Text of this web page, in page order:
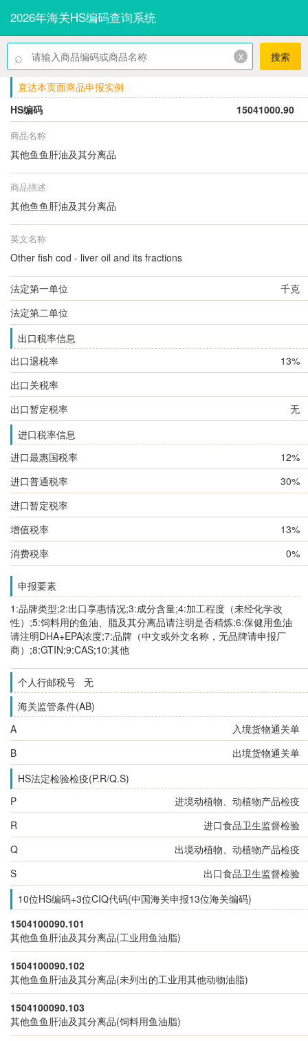
2026年海关HS编码查询系统
⌕ x 搜索
直达本页面商品申报实例
HS编码
15041000.90
商品名称
其他鱼鱼肝油及其分离品
商品描述
其他鱼鱼肝油及其分离品
英文名称
Other fish cod - liver oil and its fractions
法定第一单位
千克
法定第二单位
出口税率信息
出口退税率
13%
出口关税率
出口暂定税率
无
进口税率信息
进口最惠国税率
12%
进口普通税率
30%
进口暂定税率
增值税率
13%
消费税率
0%
申报要素
1:品牌类型;2:出口享惠情况;3:成分含量;4:加工程度（未经化学改
性）;5:饲料用的鱼油、脂及其分离品请注明是否精炼;6:保健用鱼油
请注明DHA+EPA浓度;7:品牌（中文或外文名称，无品牌请申报厂
商）;8:GTIN;9:CAS;10:其他
个人行邮税号 无
海关监管条件(AB)
A
入境货物通关单
B
出境货物通关单
HS法定检验检疫(P.R/Q.S)
P
进境动植物、动植物产品检疫
R
进口食品卫生监督检验
Q
出境动植物、动植物产品检疫
S
出口食品卫生监督检验
10位HS编码+3位CIQ代码(中国海关申报13位海关编码)
1504100090.101
其他鱼鱼肝油及其分离品(工业用鱼油脂)
1504100090.102
其他鱼鱼肝油及其分离品(未列出的工业用其他动物油脂)
1504100090.103
其他鱼鱼肝油及其分离品(饲料用鱼油脂)